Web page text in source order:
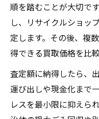
順を踏むことが大切で
し、リサイクルショッ
定します。その後、複
得できる買取価格を比
査定額に納得したら、
運び出しや現金化まで
レスを最小限に抑えら